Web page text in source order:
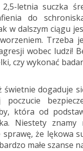
letnia suczka
do
w dalszym ciągu
Trzeba
wobec ludzi!
czy wykonać
świetnie dogaduje
która od
Niestety
sprawę, że lękowa
małe szanse